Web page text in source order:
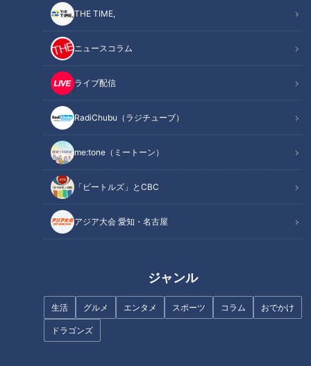
THE TIME,
ニュースコラム
ライブ配信
RadiChubu（ラジチューブ）
me:tone（ミートーン）
「ビートルズ」とCBC
アジア大会 愛知・名古屋
ジャンル
生活 グルメ エンタメ スポーツ コラム おでかけ
ドラゴンズ
記事に戻る
この記事を見たあなたへのおすすめ
「セーラー服」はじめて物語～
フランス人は菓子店「シャトレ
ーゼ」の店名に顔を赤らめる？